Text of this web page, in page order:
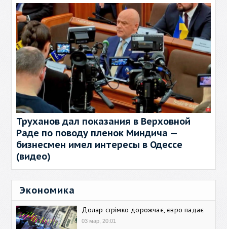
Труханов дал показания в Верховной
Раде по поводу пленок Миндича —
бизнесмен имел интересы в Одессе
(видео)
Экономика
Долар стрімко дорожчає, євро падає
03 мар, 20:01